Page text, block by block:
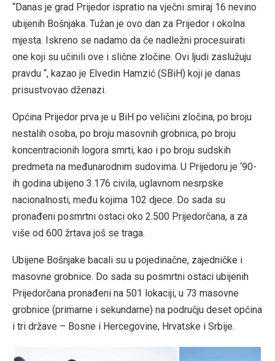
“Danas je grad Prijedor ispratio na vječni smiraj 16 nevino
ubijenih Bošnjaka. Tužan je ovo dan za Prijedor i okolna
mjesta. Iskreno se nadamo da će nadležni procesuirati
one koji su učinili ove i slične zločine. Ovi ljudi zaslužuju
pravdu “, kazao je Elvedin Hamzić (SBiH) koji je danas
prisustvovao dženazi.
Općina Prijedor prva je u BiH po veličini zločina, po broju
nestalih osoba, po broju masovnih grobnica, po broju
koncentracionih logora smrti, kao i po broju sudskih
predmeta na međunarodnim sudovima. U Prijedoru je ‘90-
ih godina ubijeno 3.176 civila, uglavnom nesrpske
nacionalnosti, među kojima 102 djece. Do sada su
pronađeni posmrtni ostaci oko 2.500 Prijedorčana, a za
više od 600 žrtava još se traga.
Ubijene Bošnjake bacali su u pojedinačne, zajedničke i
masovne grobnice. Do sada su posmrtni ostaci ubijenih
Prijedorčana pronađeni na 501 lokaciji, u 73 masovne
grobnice (primarne i sekundarne) na području deset općina
i tri države – Bosne i Hercegovine, Hrvatske i Srbije.